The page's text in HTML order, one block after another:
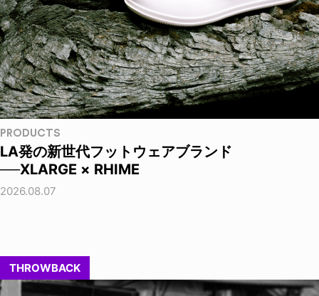
PRODUCTS
LA発の新世代フットウェアブランド
──XLARGE × RHIME
2026.08.07
THROWBACK